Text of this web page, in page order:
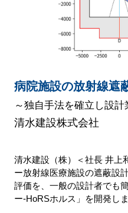
病院施設の放射線遮
～独自手法を確立し設
清水建設株式会社
清水建設（株）＜社長 井上
ー放射線医療施設の遮蔽設
評価を、一般の設計者でも
ー-HoRSホルス」を開発しま